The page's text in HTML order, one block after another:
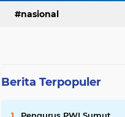
nasional
Berita Terpopuler